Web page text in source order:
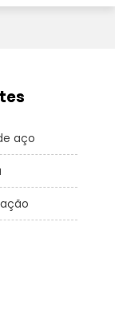
aço